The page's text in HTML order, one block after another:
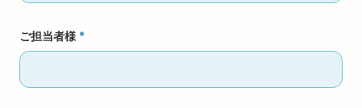
ご担当者様 *